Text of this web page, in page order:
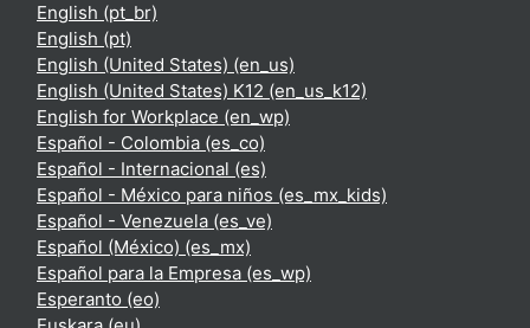
English ‎(pt_br)‎
English ‎(pt)‎
English (United States) ‎(en_us)‎
English (United States) K12 ‎(en_us_k12)‎
English for Workplace ‎(en_wp)‎
Español - Colombia ‎(es_co)‎
Español - Internacional ‎(es)‎
Español - México para niños ‎(es_mx_kids)‎
Español - Venezuela ‎(es_ve)‎
Español (México) ‎(es_mx)‎
Español para la Empresa ‎(es_wp)‎
Esperanto ‎(eo)‎